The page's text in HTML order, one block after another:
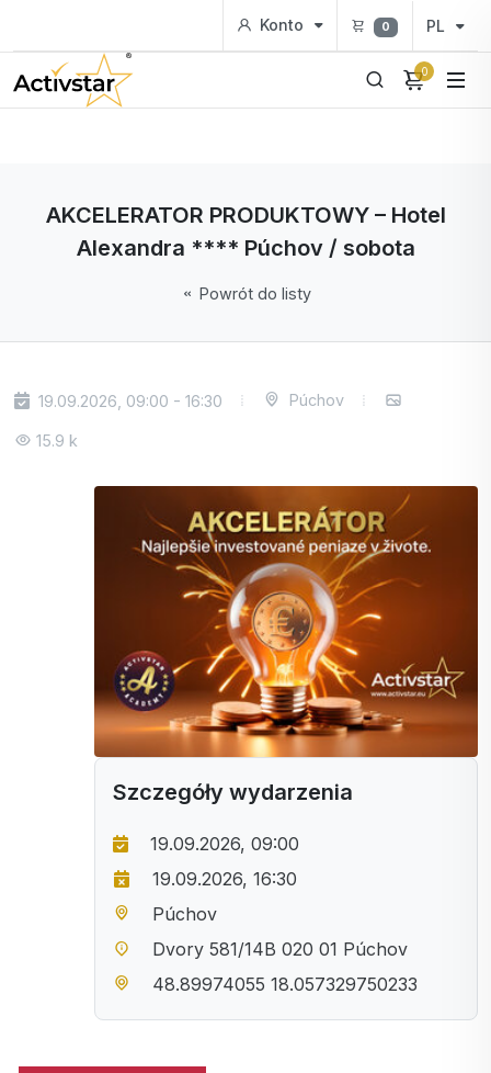
Konto 0 PL
0
AKCELERATOR PRODUKTOWY – Hotel
Alexandra **** Púchov / sobota
Powrót do listy
19.09.2026, 09:00 - 16:30 Púchov
15.9 k
Szczegóły wydarzenia
19.09.2026, 09:00
19.09.2026, 16:30
Púchov
Dvory 581/14B 020 01 Púchov
48.89974055 18.057329750233